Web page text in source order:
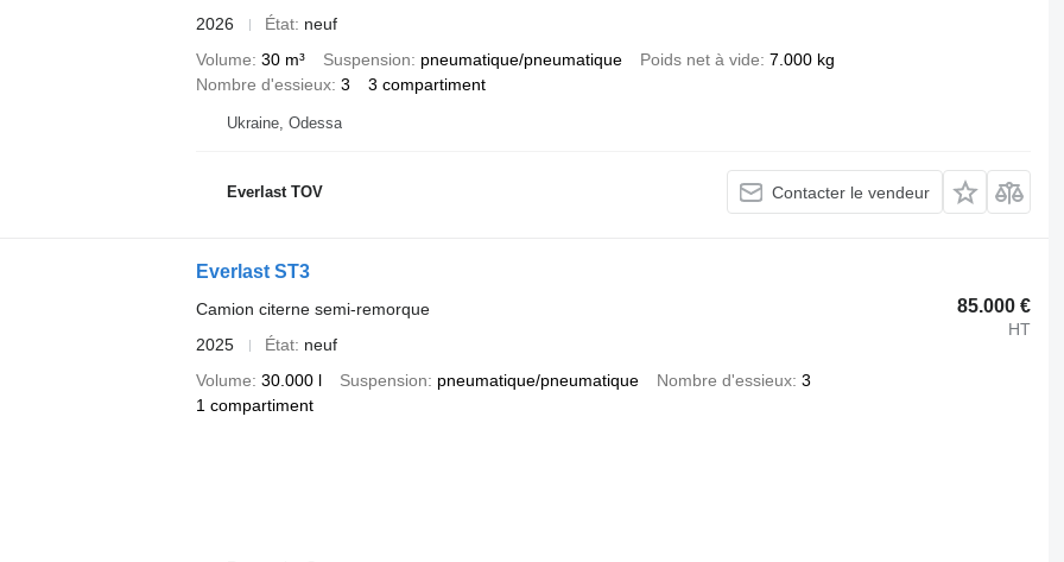
2026
État neuf
Volume 30 m³ Suspension pneumatique/pneumatique Poids net à vide 7.000 kg
Nombre d'essieux 3 3 compartiment
Ukraine, Odessa
Everlast TOV Contacter le vendeur
Everlast ST3
85.000 €
HT
Camion citerne semi-remorque
2025
État neuf
Volume 30.000 l Suspension pneumatique/pneumatique Nombre d'essieux 3
1 compartiment